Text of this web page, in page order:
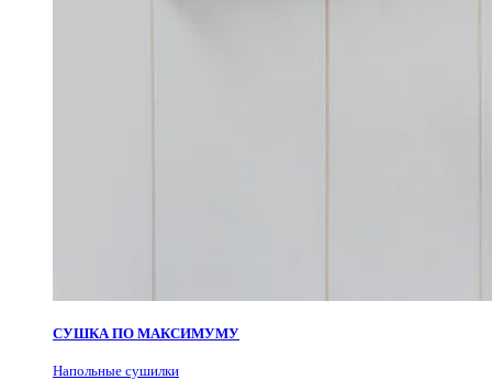
СУШКА ПО МАКСИМУМУ
Напольные сушилки